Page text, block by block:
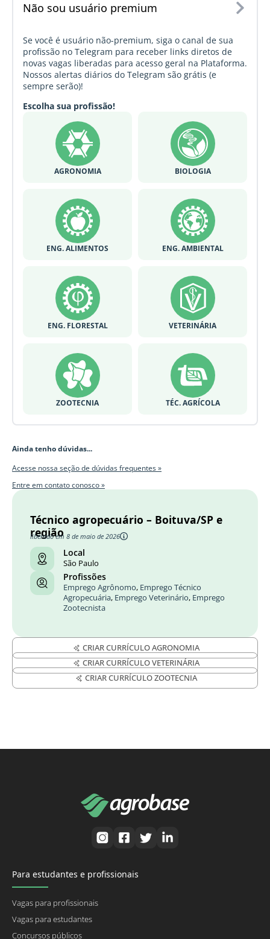
Não sou usuário premium
Se você é usuário não-premium, siga o canal de sua
profissão no Telegram para receber links diretos de
novas vagas liberadas para acesso geral na Plataforma.
Nossos alertas diários do Telegram são grátis (e
sempre serão)!
Escolha sua profissão!
AGRONOMIA BIOLOGIA
ENG. ALIMENTOS ENG. AMBIENTAL
ENG. FLORESTAL VETERINÁRIA
ZOOTECNIA TÉC. AGRÍCOLA
Ainda tenho dúvidas...
Acesse nossa seção de dúvidas frequentes »
Entre em contato conosco »
Técnico agropecuário – Boituva/SP e
região
liberado em 8 de maio de 2026
Local
São Paulo
Profissões
Emprego Agrônomo, Emprego Técnico
Agropecuária, Emprego Veterinário, Emprego
Zootecnista
CRIAR CURRÍCULO AGRONOMIA
CRIAR CURRÍCULO VETERINÁRIA
CRIAR CURRÍCULO ZOOTECNIA
Para estudantes e profissionais
Vagas para profissionais
Vagas para estudantes
Concursos públicos